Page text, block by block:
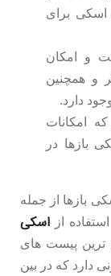
اسکی برای
و امکان
و همچنین
دارد.
امکانات
بازها در
بازها از جمله
از اسکی
ترین پیست های
دارد که در بین